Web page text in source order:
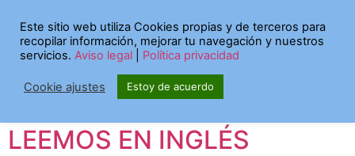
Etiqueta:SESIÓN
ONLINE
Sesión formativa online
LEEMOS EN INGLÉS
Este sitio web utiliza Cookies propias y de terceros para
recopilar información, mejorar tu navegación y nuestros
servicios. Aviso legal Política privacidad
Cookie ajustes Estoy de acuerdo